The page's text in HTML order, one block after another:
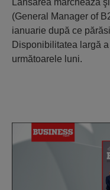
Lansarea marchează
(General Manager of
ianuarie după ce
Disponibilitatea largă
următoarele luni.